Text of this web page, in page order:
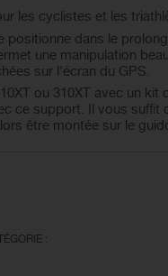
les cyclistes et les
positionne dans le
une manipulation
sur l'écran du GPS.
ou 310XT avec un
ce support. Il vous
être montée sur le
: